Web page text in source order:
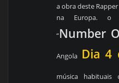
a obra deste
na Europa. o
“Number
Angola Dia 4
música habituais